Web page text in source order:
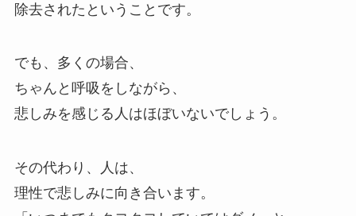
除去されたということです。
でも、多くの場合、
ちゃんと呼吸をしながら、
悲しみを感じる人はほぼいないでしょう。
その代わり、人は、
理性で悲しみに向き合います。